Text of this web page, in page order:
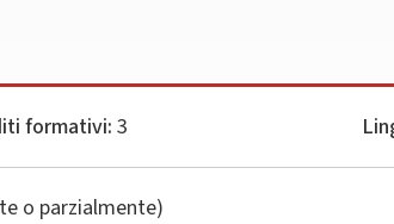
formativi: 3
o parzialmente)